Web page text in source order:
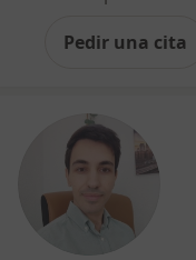
Pedir una cita